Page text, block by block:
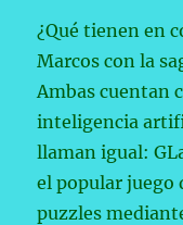
¿Qué tienen en
Marcos con la
Ambas cuentan
inteligencia
llaman igual:
el popular juego
puzzles